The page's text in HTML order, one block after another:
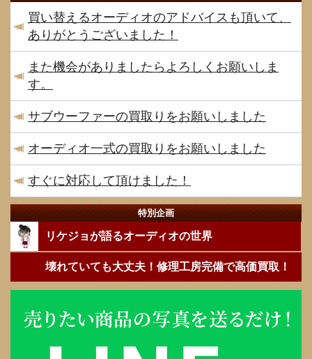
買い替えるオーディオのアドバイスも頂いて、
ありがとうございました！
また機会がありましたらよろしくお願いしま
す。
サブウーファーの買取りをお願いしました
オーディオ一式の買取りをお願いしました
すぐに対応して頂けました！
特別企画
リケジョが語るオーディオの世界
壊れていても大丈夫！修理工房完備で高価買取！